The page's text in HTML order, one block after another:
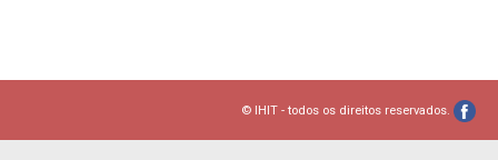
© IHIT - todos os direitos reservados.